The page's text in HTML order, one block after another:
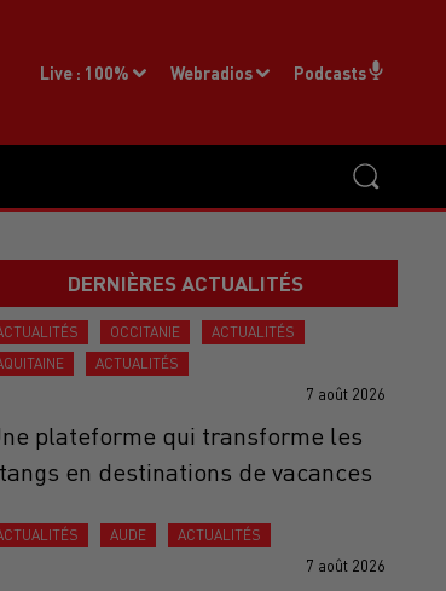
Live : 100% Webradios Podcasts
DERNIÈRES ACTUALITÉS
OCCITANIE
ACTUALITÉS
ACTUALITÉS
7 août 2026
plateforme qui transforme les
en destinations de vacances
AUDE ACTUALITÉS
7 août 2026